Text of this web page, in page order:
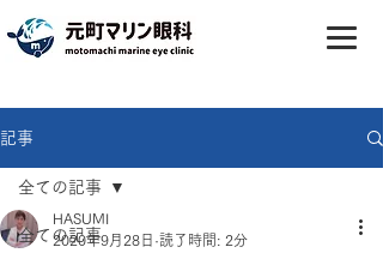
記事
全ての記事
全ての記事
HASUMI
2020年9月28日 読了時間: 2分